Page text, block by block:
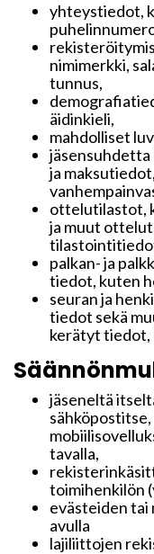
yhteystiedot,
nimimerkki,
tunnus,
äidinkieli,
mahdolliset
jäsensuhdetta
ja
ottelutilastot,
ja muut
palkan- ja
tiedot, kuten
seuran ja
tiedot sekä
kerätyt tiedot,
jäseneltä
tavalla,
toimihenkilön
evästeiden tai
avulla
lajiliittojen